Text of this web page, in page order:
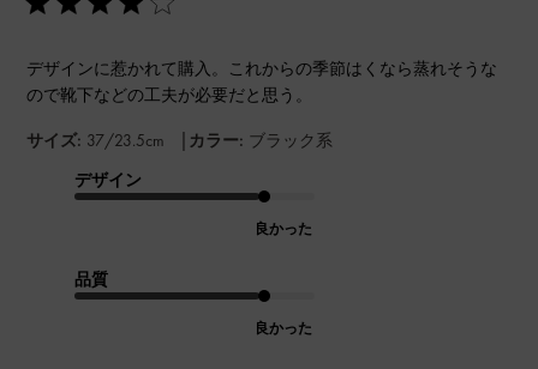
デザインに惹かれて購入。これからの季節はくなら蒸れそうな
ので靴下などの工夫が必要だと思う。
サイズ: 37/23.5cm | カラー: ブラック系
デザイン
良かった
品質
良かった